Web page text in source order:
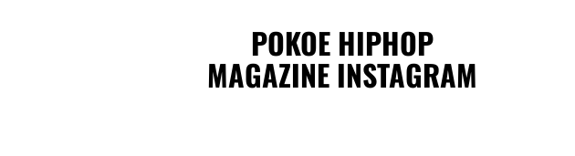
POKOE HIPHOP
MAGAZINE INSTAGRAM